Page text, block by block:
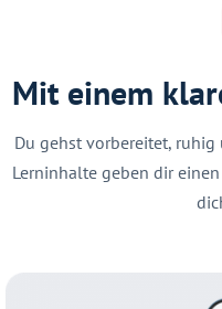
Mit einem
Du gehst vorbereitet, ruhig
Lerninhalte geben dir